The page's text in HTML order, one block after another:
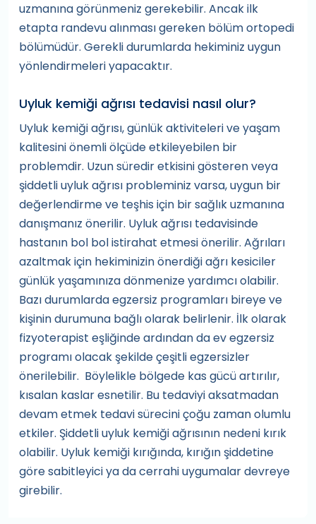
uzmanına görünmeniz gerekebilir. Ancak ilk
etapta randevu alınması gereken bölüm ortopedi
bölümüdür. Gerekli durumlarda hekiminiz uygun
yönlendirmeleri yapacaktır.
Uyluk kemiği ağrısı tedavisi nasıl olur?
Uyluk kemiği ağrısı, günlük aktiviteleri ve yaşam
kalitesini önemli ölçüde etkileyebilen bir
problemdir. Uzun süredir etkisini gösteren veya
şiddetli uyluk ağrısı probleminiz varsa, uygun bir
değerlendirme ve teşhis için bir sağlık uzmanına
danışmanız önerilir. Uyluk ağrısı tedavisinde
hastanın bol bol istirahat etmesi önerilir. Ağrıları
azaltmak için hekiminizin önerdiği ağrı kesiciler
günlük yaşamınıza dönmenize yardımcı olabilir.
Bazı durumlarda egzersiz programları bireye ve
kişinin durumuna bağlı olarak belirlenir. İlk olarak
fizyoterapist eşliğinde ardından da ev egzersiz
programı olacak şekilde çeşitli egzersizler
önerilebilir. Böylelikle bölgede kas gücü artırılır,
kısalan kaslar esnetilir. Bu tedaviyi aksatmadan
devam etmek tedavi sürecini çoğu zaman olumlu
etkiler. Şiddetli uyluk kemiği ağrısının nedeni kırık
olabilir. Uyluk kemiği kırığında, kırığın şiddetine
göre sabitleyici ya da cerrahi uygumalar devreye
girebilir.